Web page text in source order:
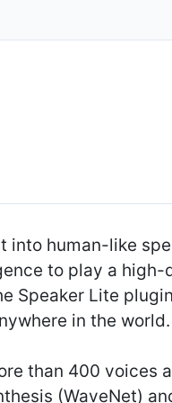
into human-like
to play a high-
Speaker Lite
in the world.
than 400 voices
(WaveNet)